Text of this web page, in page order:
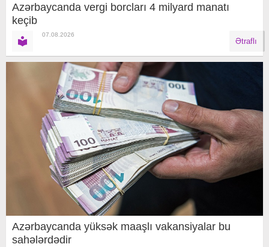
Azərbaycanda vergi borcları 4 milyard manatı
keçib
07.08.2026
Ətraflı
Azərbaycanda yüksək maaşlı vakansiyalar bu
sahələrdədir